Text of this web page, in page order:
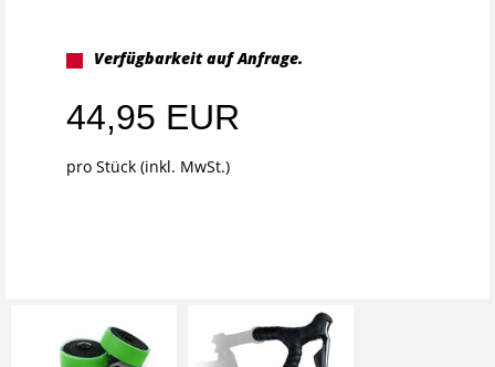
Verfügbarkeit auf Anfrage.
44,95 EUR
pro Stück (inkl. MwSt.)